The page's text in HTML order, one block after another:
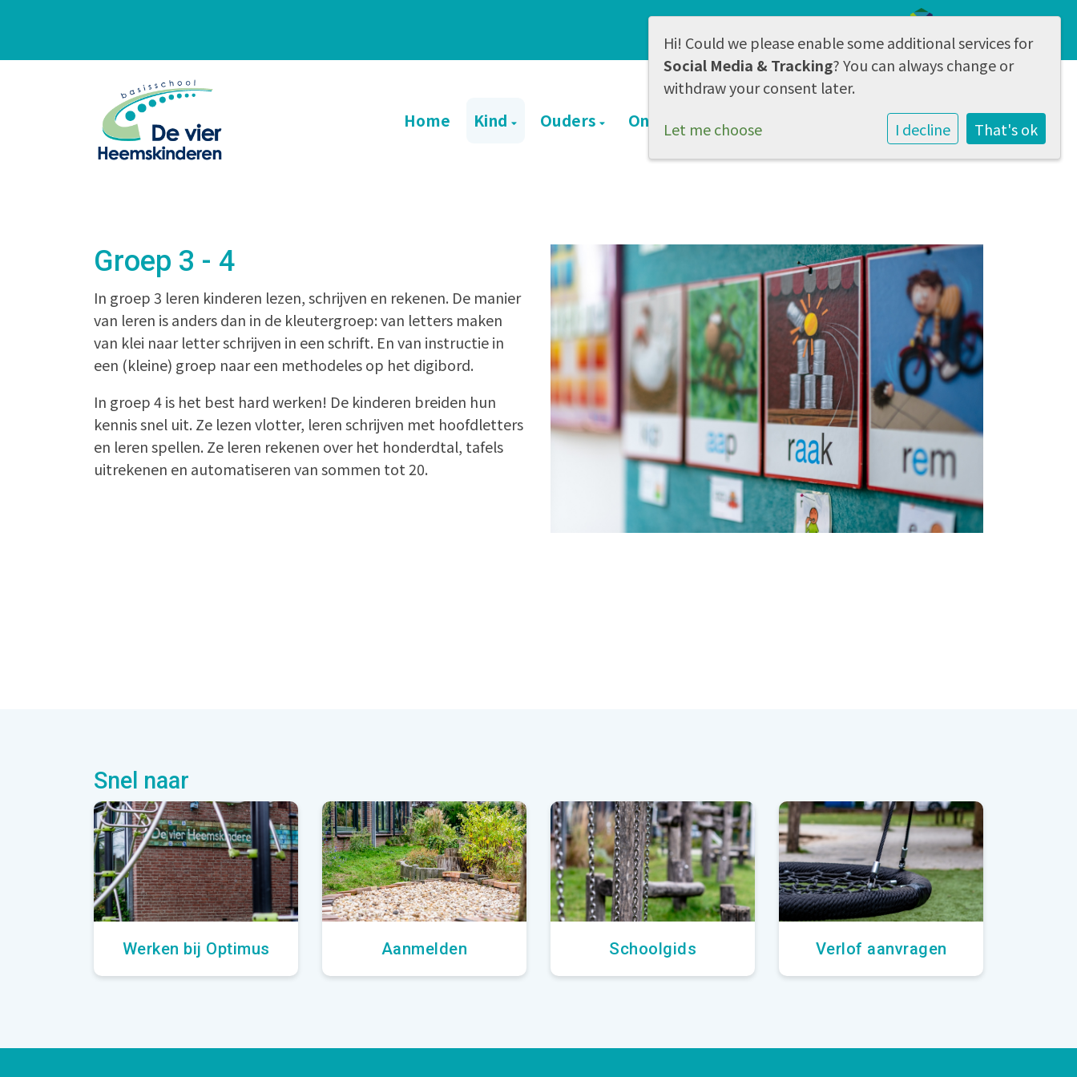
AVG & Privacy
Home Kind Ouders Onze school Contact & aanmelden
Groep 3 - 4
In groep 3 leren kinderen lezen, schrijven en rekenen. De manier
van leren is anders dan in de kleutergroep: van letters maken
van klei naar letter schrijven in een schrift. En van instructie in
een (kleine) groep naar een methodeles op het digibord.
In groep 4 is het best hard werken! De kinderen breiden hun
kennis snel uit. Ze lezen vlotter, leren schrijven met hoofdletters
en leren spellen. Ze leren rekenen over het honderdtal, tafels
uitrekenen en automatiseren van sommen tot 20.
Snel naar
Werken bij Optimus Aanmelden Schoolgids Verlof aanvragen
Hi! Could we please enable some additional services for
Social Media & Tracking? You can always change or
withdraw your consent later.
Let me choose
I decline That's ok